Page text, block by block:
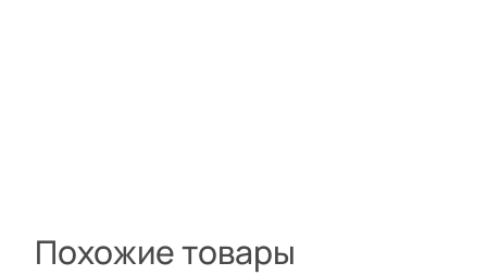
Похожие товары